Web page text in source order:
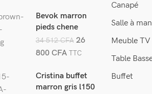
Bevok marron
pieds chene
34 512CFA 26
800 CFA TTC
Cristina buffet
marron gris l150
Canapé
Salle à
Meuble TV
Table
Buffet